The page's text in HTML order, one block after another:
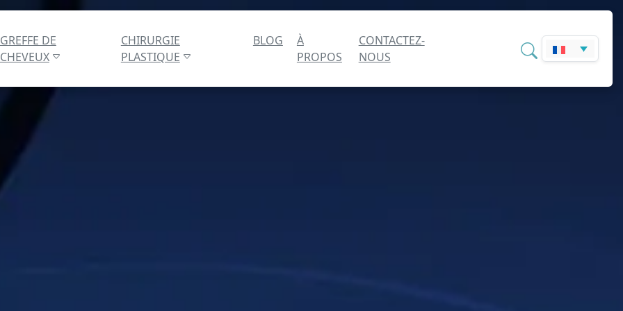
GREFFE DE
CHEVEUX
CHIRURGIE
PLASTIQUE
BLOG
À
PROPOS
CONTACTEZ-
NOUS